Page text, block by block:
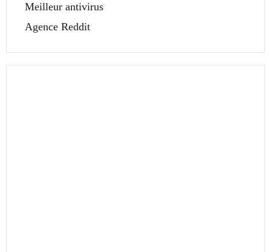
Meilleur antivirus
Agence Reddit